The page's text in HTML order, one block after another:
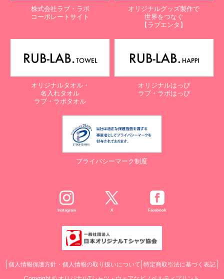
株式会社ラブ・ラボ
コーポレートサイト
オリジナルグッズ製作で
世界をつなぐ
【ラブエンタ】
オリジナルタオル・
名入れタオル
ラブ・ラボタオル
オリジナルはっぴ
ラブ・ラボはっぴ
プライバシーマーク制度
Instagram X Facebook
個人情報保護方針・個人情報の取り扱いについて 特定商取引法に基づく表記